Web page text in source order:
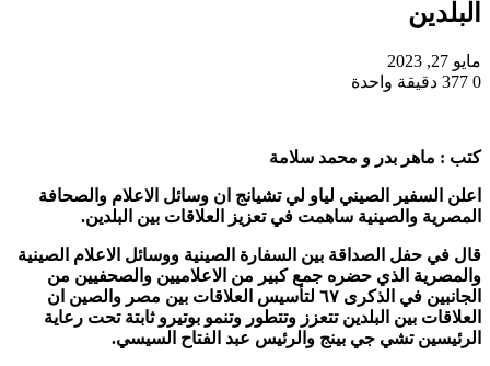
البلدين
مايو 27, 2023
0
دقيقة واحدة
كتب : ماهر بدر و محمد سلامة
اعلن السفير الصيني لياو لي تشيانج ان وسائل الاعلام والصحافة
المصرية والصينية ساهمت في تعزيز العلاقات بين البلدين.
قال في حفل الصداقة بين السفارة الصينية ووسائل الاعلام الصينية
والمصرية الذي حضره جمع كبير من الاعلاميين والصحفيين من
الجانبين في الذكرى ٦٧ لتأسيس العلاقات بين مصر والصين ان
العلاقات بين البلدين تتعزز وتتطور وتنمو بوتيرو ثابتة تحت رعاية
الرئيسين تشي جي بينج والرئيس عبد الفتاح السيسي.